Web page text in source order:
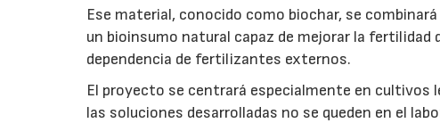
Ese material, conocido como biochar, se
un bioinsumo natural capaz de mejorar la fertilidad
dependencia de fertilizantes externos.
El proyecto se centrará especialmente en cultivos
las soluciones desarrolladas no se queden en el